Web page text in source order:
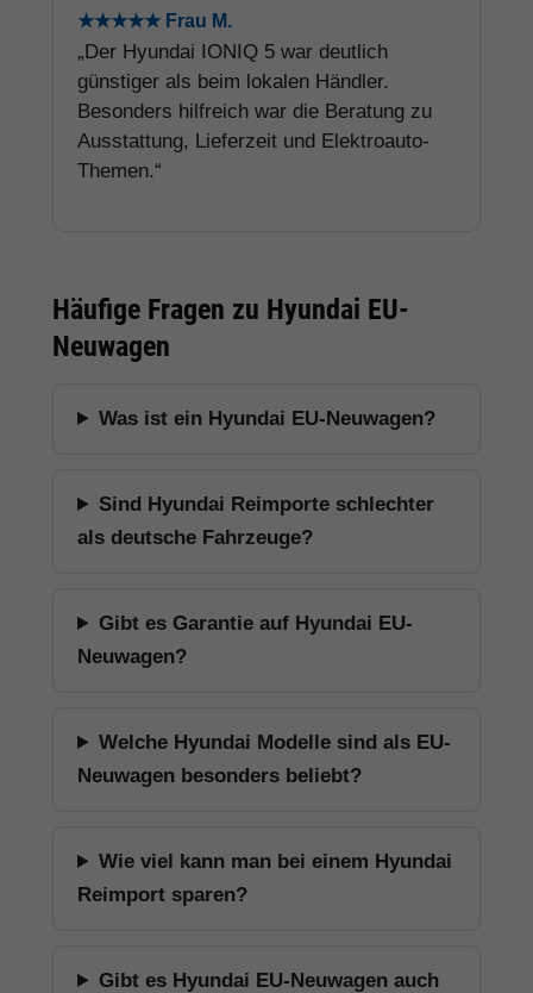
★★★★★ Frau M.
„Der Hyundai IONIQ 5 war deutlich
günstiger als beim lokalen Händler.
Besonders hilfreich war die Beratung zu
Ausstattung, Lieferzeit und Elektroauto-
Themen.“
Häufige Fragen zu Hyundai EU-
Neuwagen
Was ist ein Hyundai EU-Neuwagen?
Sind Hyundai Reimporte schlechter
als deutsche Fahrzeuge?
Gibt es Garantie auf Hyundai EU-
Neuwagen?
Welche Hyundai Modelle sind als EU-
Neuwagen besonders beliebt?
Wie viel kann man bei einem Hyundai
Reimport sparen?
Gibt es Hyundai EU-Neuwagen auch